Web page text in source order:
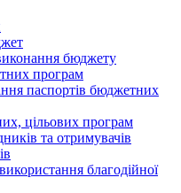
бюджету
програм
паспортів бюджетних
цільових програм
та отримувачів
благодійної